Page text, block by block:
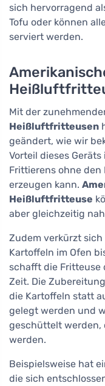
sich hervorragend
Tofu oder können
serviert werden.
Mit der
Heißluftfritteusen
geändert, wie wir
Vorteil dieses
Frittierens ohne den
erzeugen kann.
Heißluftfritteuse
aber gleichzeitig
Zudem verkürzt
Kartoffeln im Ofen
schafft die Fritteuse
Zeit. Die
die Kartoffeln statt
gelegt werden und
geschüttelt werden,
werden.
Beispielsweise hat
die sich